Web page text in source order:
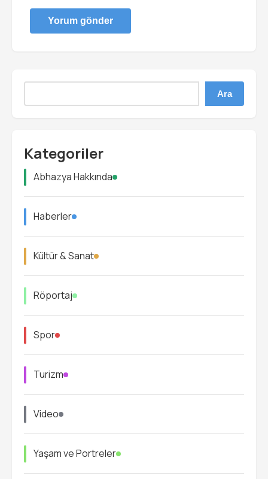
Ara
Kategoriler
Abhazya Hakkında
Haberler
Kültür & Sanat
Röportaj
Spor
Turizm
Video
Yaşam ve Portreler